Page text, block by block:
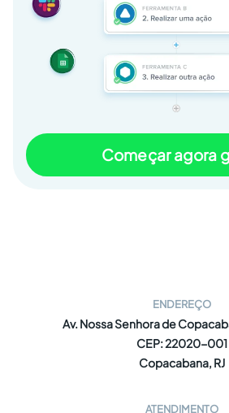
Começar agora
ENDEREÇO
Av. Nossa Senhora de
CEP: 22020-001
Copacabana, RJ
ATENDIMENTO